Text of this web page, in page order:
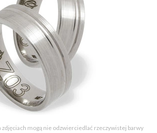
zdjęciach mogą nie odzwierciedlać rzeczywistej barwy